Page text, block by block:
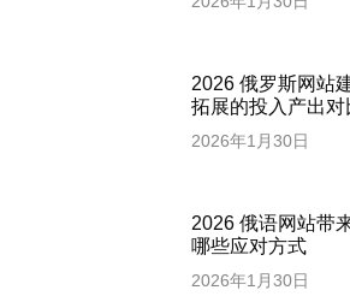
2026 俄罗斯网站
拓展的投入产出对
2026年1月30日
2026 俄语网站带
哪些应对方式
2026年1月30日